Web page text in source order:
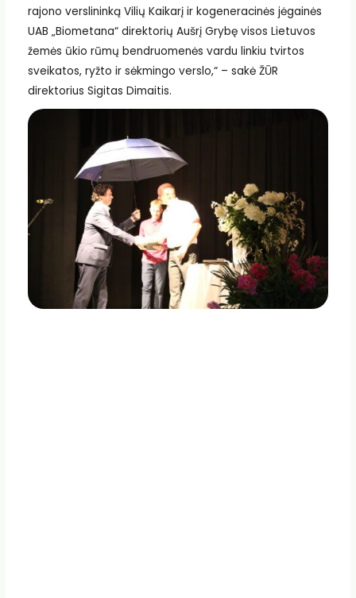
rajono verslininką Vilių Kaikarį ir kogeneracinės jėgainės
UAB „Biometana“ direktorių Aušrį Grybę visos Lietuvos
žemės ūkio rūmų bendruomenės vardu linkiu tvirtos
sveikatos, ryžto ir sėkmingo verslo,“ – sakė ŽŪR
direktorius Sigitas Dimaitis.